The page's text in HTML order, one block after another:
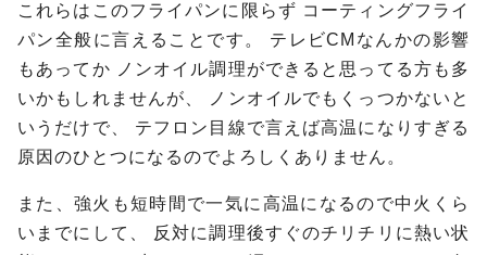
これらはこのフライパンに限らず コーティングフライ
パン全般に言えることです。 テレビCMなんかの影響
もあってか ノンオイル調理ができると思ってる方も多
いかもしれませんが、
ノンオイルでもくっつかないと
いうだけで、 テフロン目線で言えば高温になりすぎる
原因のひとつになるのでよろしくありません。
また、強火も短時間で一気に高温になるので中火くら
いまでにして、
反対に調理後すぐのチリチリに熱い状